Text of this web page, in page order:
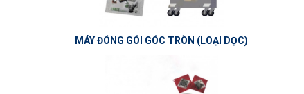
MÁY ĐÓNG GÓI GÓC TRÒN (LOẠI DỌC)